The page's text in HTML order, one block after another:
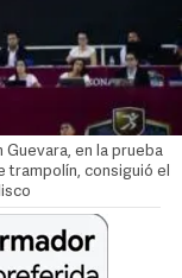
Guevara, en la prueba
trampolín, consiguió el